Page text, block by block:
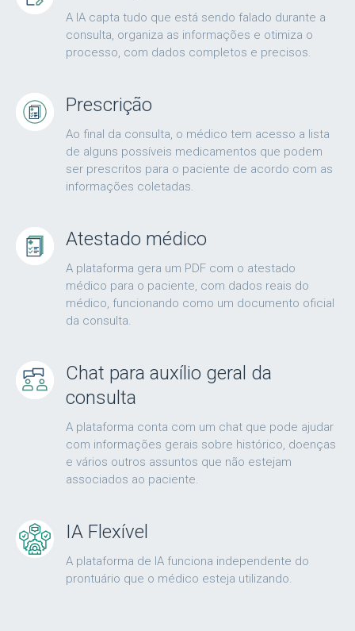
A IA capta tudo que está sendo falado durante a
consulta, organiza as informações e otimiza o
processo, com dados completos e precisos.
Prescrição
Ao final da consulta, o médico tem acesso a lista
de alguns possíveis medicamentos que podem
ser prescritos para o paciente de acordo com as
informações coletadas.
Atestado médico
A plataforma gera um PDF com o atestado
médico para o paciente, com dados reais do
médico, funcionando como um documento oficial
da consulta.
Chat para auxílio geral da
consulta
A plataforma conta com um chat que pode ajudar
com informações gerais sobre histórico, doenças
e vários outros assuntos que não estejam
associados ao paciente.
IA Flexível
A plataforma de IA funciona independente do
prontuário que o médico esteja utilizando.